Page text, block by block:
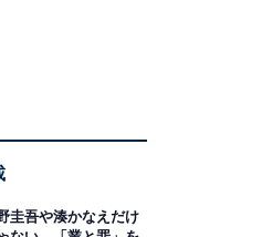
圭吾や湊かなえだけ